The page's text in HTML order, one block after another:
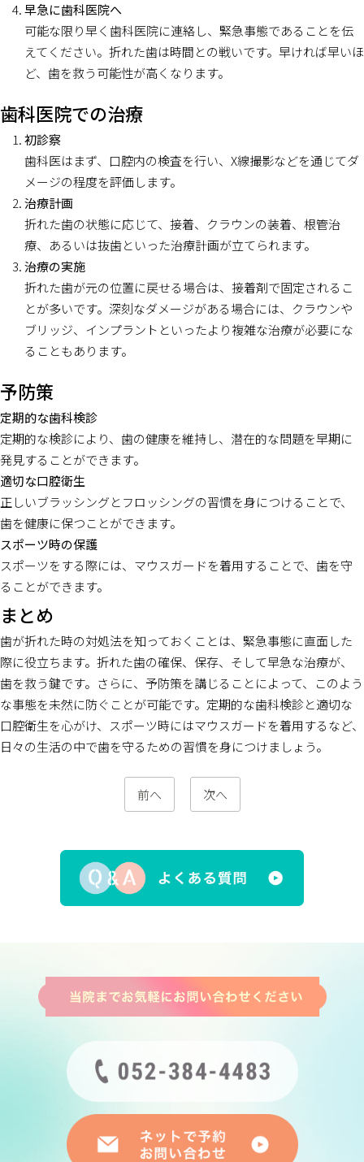
早急に歯科医院へ
可能な限り早く歯科医院に連絡し、緊急事態であることを伝
えてください。折れた歯は時間との戦いです。早ければ早いほ
ど、歯を救う可能性が高くなります。
歯科医院での治療
初診察
歯科医はまず、口腔内の検査を行い、X線撮影などを通じてダ
メージの程度を評価します。
治療計画
折れた歯の状態に応じて、接着、クラウンの装着、根管治
療、あるいは抜歯といった治療計画が立てられます。
治療の実施
折れた歯が元の位置に戻せる場合は、接着剤で固定されるこ
とが多いです。深刻なダメージがある場合には、クラウンや
ブリッジ、インプラントといったより複雑な治療が必要にな
ることもあります。
予防策
定期的な歯科検診
定期的な検診により、歯の健康を維持し、潜在的な問題を早期に
発見することができます。
適切な口腔衛生
正しいブラッシングとフロッシングの習慣を身につけることで、
歯を健康に保つことができます。
スポーツ時の保護
スポーツをする際には、マウスガードを着用することで、歯を守
ることができます。
まとめ
歯が折れた時の対処法を知っておくことは、緊急事態に直面した
際に役立ちます。折れた歯の確保、保存、そして早急な治療が、
歯を救う鍵です。さらに、予防策を講じることによって、このよう
な事態を未然に防ぐことが可能です。定期的な歯科検診と適切な
口腔衛生を心がけ、スポーツ時にはマウスガードを着用するなど、
日々の生活の中で歯を守るための習慣を身につけましょう。
前へ 次へ